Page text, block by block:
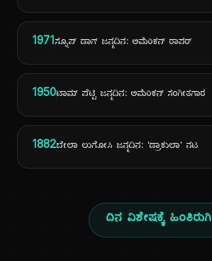
1971ಸ್ನೂಪ್ ಡಾಗ್ ಜನ್ಮದಿನ: ಅಮೆರಿಕನ್ ರಾಪರ್
1950ಟಾಮ್ ಪೆಟ್ಟಿ ಜನ್ಮದಿನ: ಅಮೆರಿಕನ್ ಸಂಗೀತಗಾರ
1882ಬೇಲಾ ಲುಗೋಸಿ ಜನ್ಮದಿನ: 'ಡ್ರಾಕುಲಾ' ನಟ
ದಿನ ವಿಶೇಷಕ್ಕೆ ಹಿಂತಿರುಗಿ